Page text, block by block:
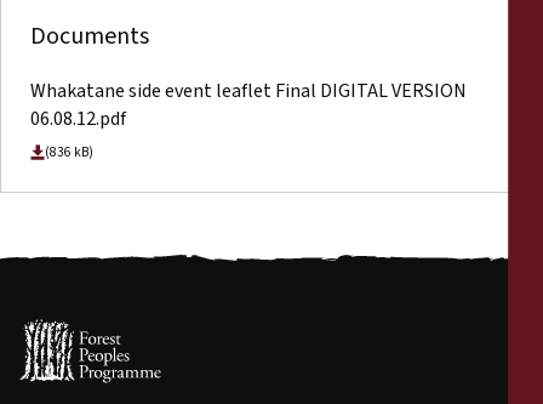
Documents
Whakatane side event leaflet Final DIGITAL VERSION
06.08.12.pdf
(836 kB)